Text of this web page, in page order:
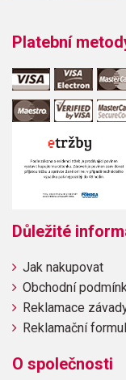
Platební
Důležité
Jak nakupovat
Obchodní
Reklamace
Reklamační
O společnosti